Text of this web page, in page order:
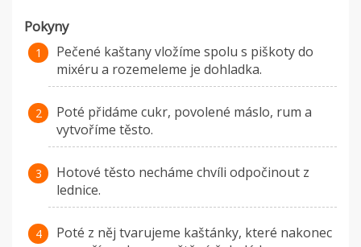
Pokyny
Pečené kaštany vložíme spolu s piškoty do
mixéru a rozemeleme je dohladka.
Poté přidáme cukr, povolené máslo, rum a
vytvoříme těsto.
Hotové těsto necháme chvíli odpočinout z
lednice.
Poté z něj tvarujeme kaštánky, které nakonec